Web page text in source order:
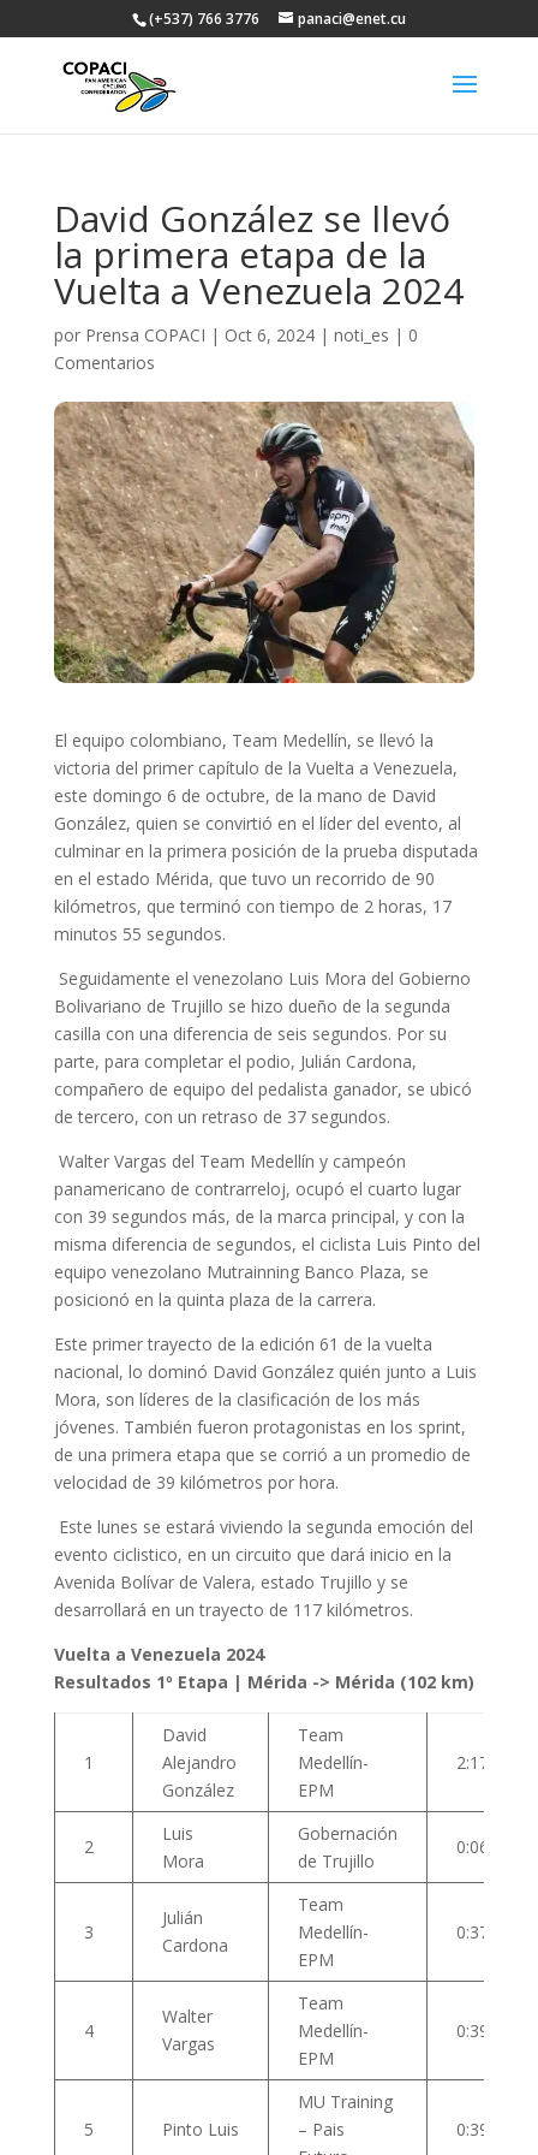
(+537) 766 3776 panaci@enet.cu
David González se llevó
la primera etapa de la
Vuelta a Venezuela 2024
por Prensa COPACI | Oct 6, 2024| noti_es | 0
Comentarios
El equipo colombiano, Team Medellín, se llevó la
victoria del primer capítulo de la Vuelta a Venezuela,
este domingo 6 de octubre, de la mano de David
González, quien se convirtió en el líder del evento, al
culminar en la primera posición de la prueba disputada
en el estado Mérida, que tuvo un recorrido de 90
kilómetros, que terminó con tiempo de 2 horas, 17
minutos 55 segundos.
Seguidamente el venezolano Luis Mora del Gobierno
Bolivariano de Trujillo se hizo dueño de la segunda
casilla con una diferencia de seis segundos. Por su
parte, para completar el podio, Julián Cardona,
compañero de equipo del pedalista ganador, se ubicó
de tercero, con un retraso de 37 segundos.
Walter Vargas del Team Medellín y campeón
panamericano de contrarreloj, ocupó el cuarto lugar
con 39 segundos más, de la marca principal, y con la
misma diferencia de segundos, el ciclista Luis Pinto del
equipo venezolano Mutrainning Banco Plaza, se
posicionó en la quinta plaza de la carrera.
Este primer trayecto de la edición 61 de la vuelta
nacional, lo dominó David González quién junto a Luis
Mora, son líderes de la clasificación de los más
jóvenes. También fueron protagonistas en los sprint,
de una primera etapa que se corrió a un promedio de
velocidad de 39 kilómetros por hora.
Este lunes se estará viviendo la segunda emoción del
evento ciclistico, en un circuito que dará inicio en la
Avenida Bolívar de Valera, estado Trujillo y se
desarrollará en un trayecto de 117 kilómetros.
Vuelta a Venezuela 2024
Resultados 1º Etapa | Mérida -> Mérida (102 km)
1
David
Alejandro
González
Team
Medellín-
EPM
2:17:55
2
Luis
Mora
Gobernación
de Trujillo
0:06
3
Julián
Cardona
Team
Medellín-
EPM
0:37
4
Walter
Vargas
Team
Medellín-
EPM
0:39
5 Pinto Luis
MU Training
– Pais
0:39